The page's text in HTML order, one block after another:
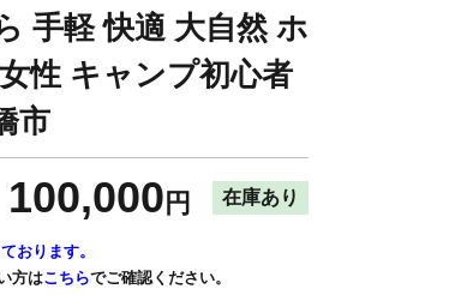
手軽 快適 大自然 ホ
性 キャンプ初心者
市
100,000 円 在庫あり
おります。
方はこちらでご確認ください。